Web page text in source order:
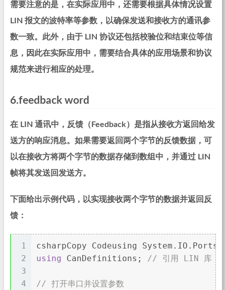
需要注意的是，在实际应用中，还需要根据具体情况设置
LIN 报文的波特率等参数，以确保发送和接收方的通讯参
数一致。此外，由于 LIN 协议还包括校验位和结束位等信
息，因此在实际应用中，需要结合具体的应用场景和协议
规范来进行相应的处理。
6.feedback word
在 LIN 通讯中，反馈（Feedback）是指从接收方返回给发
送方的响应消息。如果需要返回两个字节的反馈数据，可
以在接收方将两个字节的数据存储到数组中，并通过 LIN
帧将其发送回发送方。
下面给出示例代码，以实现接收两个字节的数据并返回反
馈：
1
2
3
4
csharpCopy Codeusing
using
CanDefinitions; // 引用 LIN 库
// 打开串口并设置参数